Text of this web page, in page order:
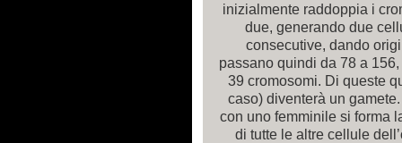
inizialmente raddoppia i
due, generando due
consecutive, dando
passano quindi da 78 a
39 cromosomi. Di queste
caso) diventerà un
con uno femminile si forma
di tutte le altre cellule